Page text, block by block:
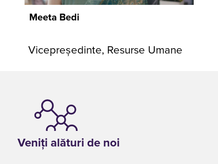
Meeta Bedi
Vicepreședinte, Resurse Umane
Veniţi alături de noi